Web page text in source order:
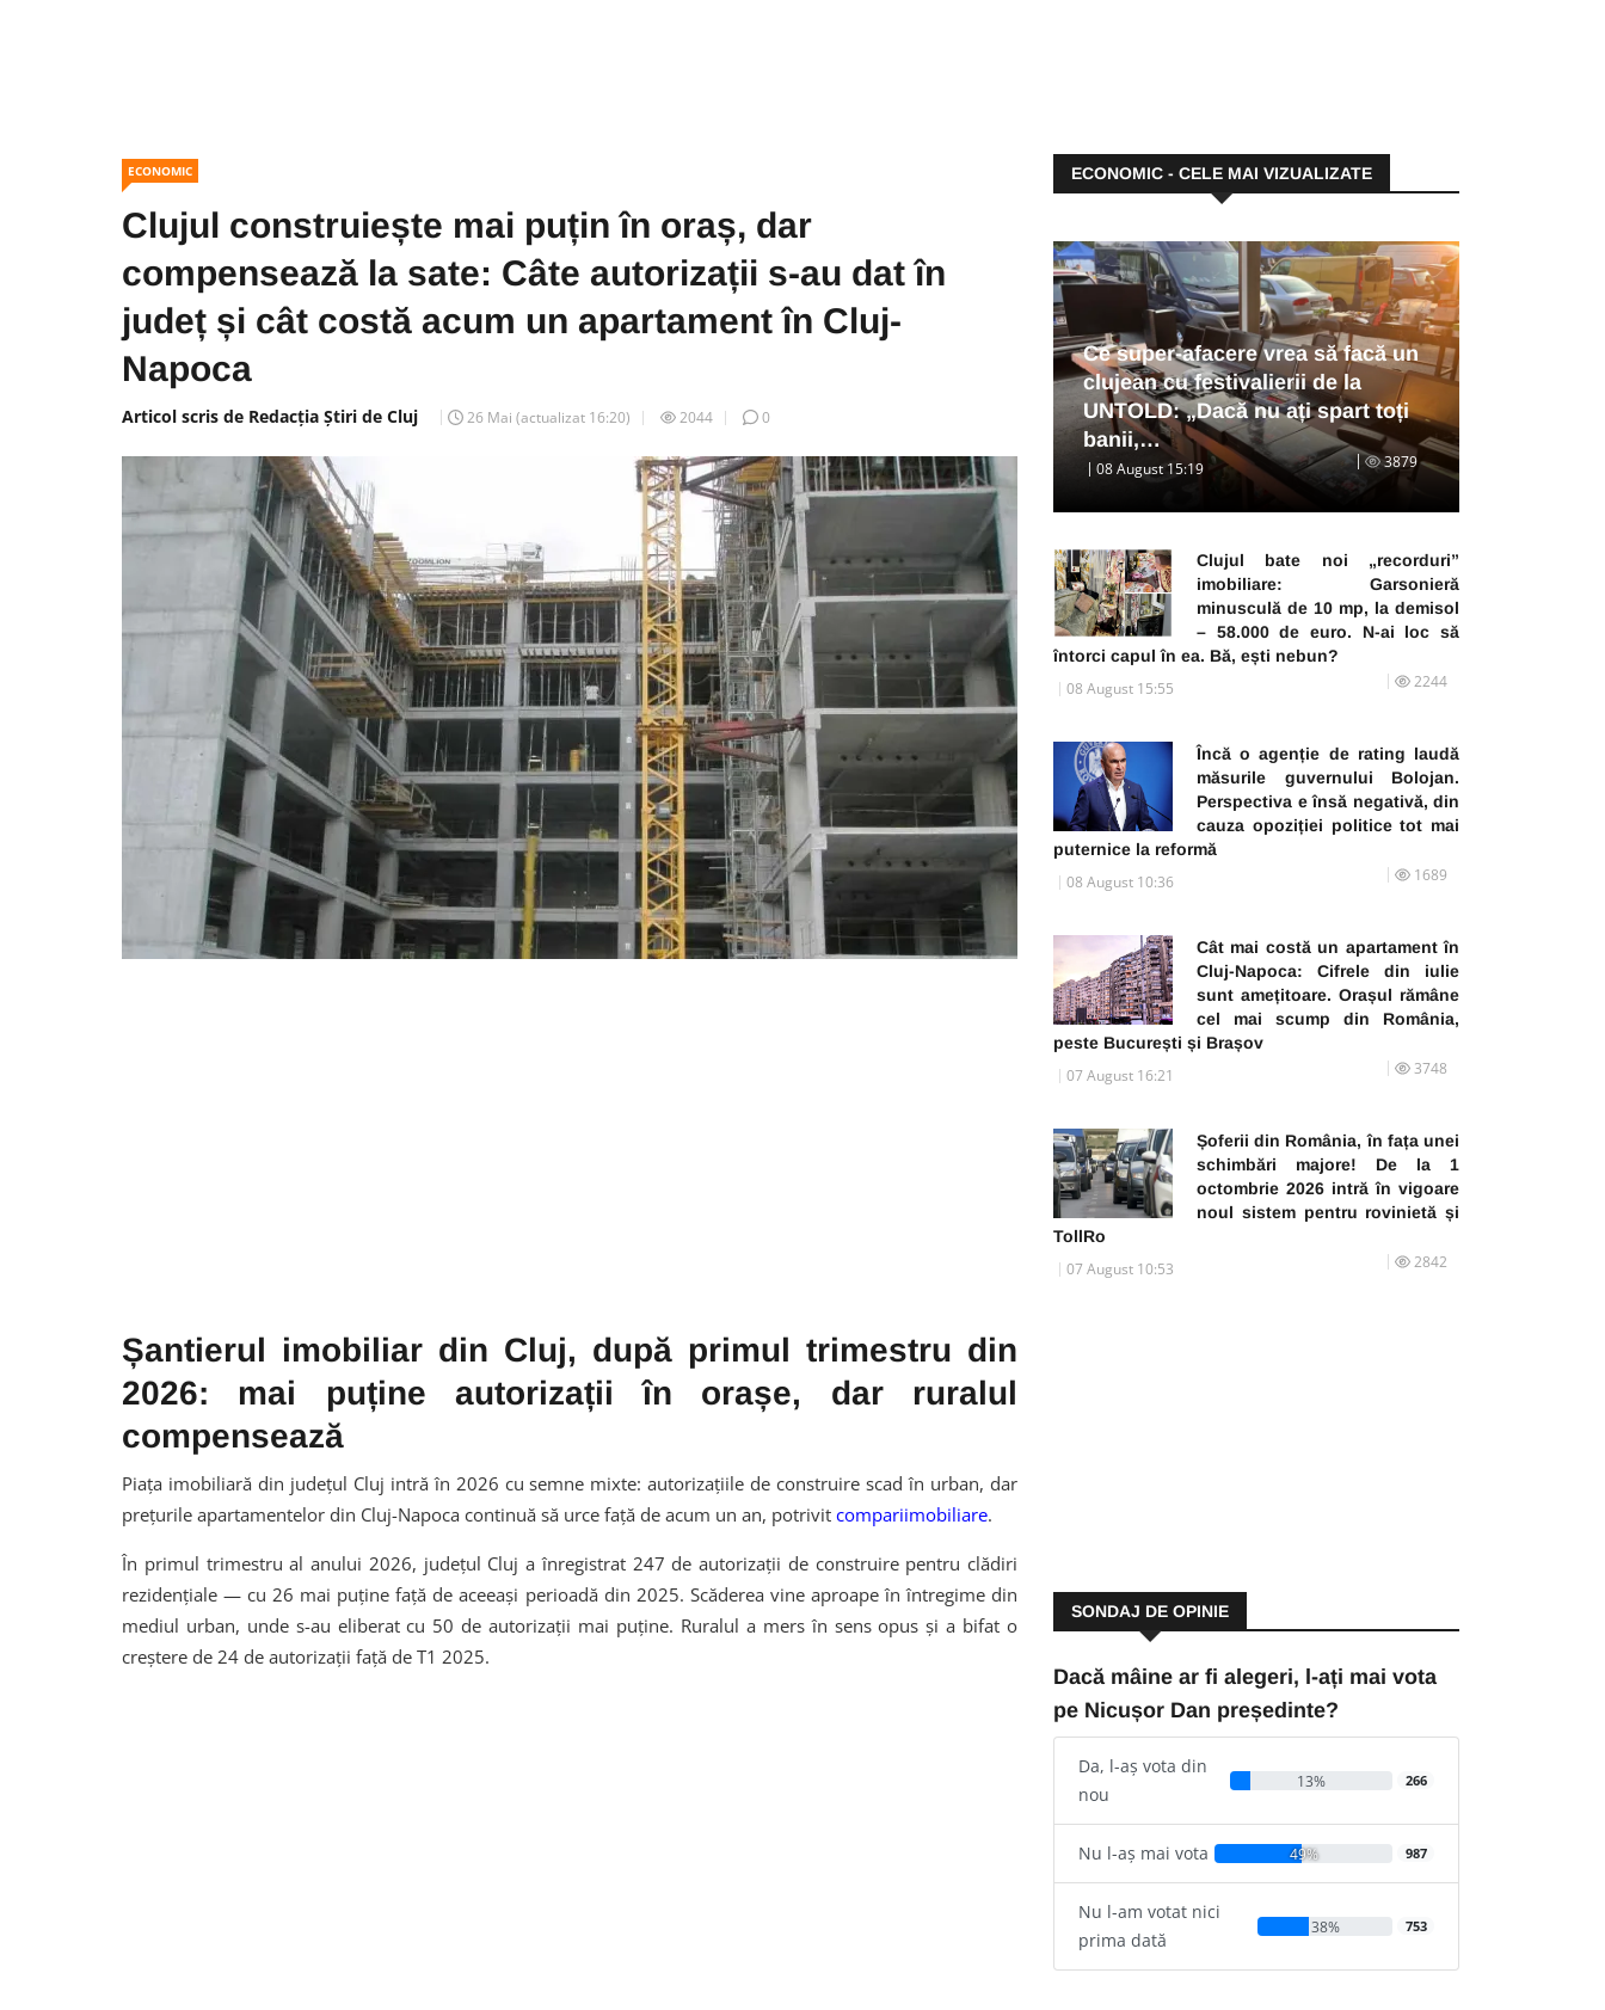
ECONOMIC
Clujul construiește mai puțin în oraș, dar
compensează la sate: Câte autorizații s-au dat în
județ și cât costă acum un apartament în Cluj-
Napoca
Articol scris de Redacția Știri de Cluj 26 Mai (actualizat 16:20) 2044 0
Șantierul imobiliar din Cluj, după primul trimestru din
2026: mai puține autorizații în orașe, dar ruralul
compensează
Piața imobiliară din județul Cluj intră în 2026 cu semne mixte: autorizațiile de construire scad în urban, dar
prețurile apartamentelor din Cluj-Napoca continuă să urce față de acum un an, potrivit compariimobiliare.
În primul trimestru al anului 2026, județul Cluj a înregistrat 247 de autorizații de construire pentru clădiri
rezidențiale — cu 26 mai puține față de aceeași perioadă din 2025. Scăderea vine aproape în întregime din
mediul urban, unde s-au eliberat cu 50 de autorizații mai puține. Ruralul a mers în sens opus și a bifat o
creștere de 24 de autorizații față de T1 2025.
ECONOMIC - CELE MAI VIZUALIZATE
Ce super-afacere vrea să facă un
clujean cu festivalierii de la
UNTOLD: „Dacă nu ați spart toți
banii,…
08 August 15:19 3879
Clujul bate noi „recorduri”
imobiliare: Garsonieră
minusculă de 10 mp, la demisol
– 58.000 de euro. N-ai loc să
întorci capul în ea. Bă, ești nebun?
08 August 15:55 2244
Încă o agenție de rating laudă
măsurile guvernului Bolojan.
Perspectiva e însă negativă, din
cauza opoziției politice tot mai
puternice la reformă
08 August 10:36 1689
Cât mai costă un apartament în
Cluj-Napoca: Cifrele din iulie
sunt amețitoare. Orașul rămâne
cel mai scump din România,
peste București și Brașov
07 August 16:21 3748
Șoferii din România, în fața unei
schimbări majore! De la 1
octombrie 2026 intră în vigoare
noul sistem pentru rovinietă și
TollRo
07 August 10:53 2842
SONDAJ DE OPINIE
Dacă mâine ar fi alegeri, l-ați mai vota
pe Nicușor Dan președinte?
Da, l-aș vota din
nou
13% 266
Nu l-aș mai vota 49% 987
Nu l-am votat nici
prima dată
38% 753